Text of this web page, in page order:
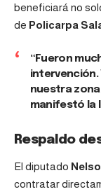
beneficiará no
de Policarpa
“Fueron
intervención.
nuestra
manifestó la
Respaldo
El diputado
contratar